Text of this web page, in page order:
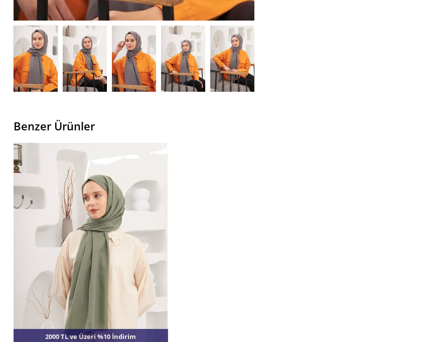
Benzer Ürünler
2000 TL ve Üzeri %10 İndirim